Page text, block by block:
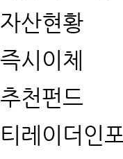
자산현황
즉시이체
추천펀드
티레이더인